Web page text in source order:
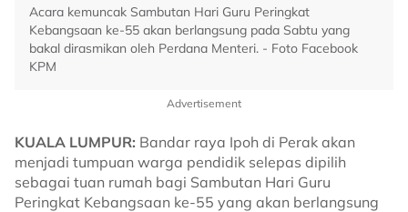
Acara kemuncak Sambutan Hari Guru Peringkat
Kebangsaan ke-55 akan berlangsung pada Sabtu yang
bakal dirasmikan oleh Perdana Menteri. - Foto Facebook
KPM
Advertisement
KUALA LUMPUR: Bandar raya Ipoh di Perak akan
menjadi tumpuan warga pendidik selepas dipilih
sebagai tuan rumah bagi Sambutan Hari Guru
Peringkat Kebangsaan ke-55 yang akan berlangsung